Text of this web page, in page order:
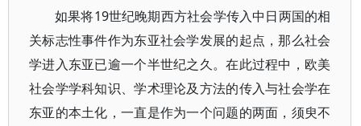
如果将19世纪晚期西方社会学传入中日两国的相
关标志性事件作为东亚社会学发展的起点，那么社会
学进入东亚已逾一个半世纪之久。在此过程中，欧美
社会学学科知识、学术理论及方法的传入与社会学在
东亚的本土化，一直是作为一个问题的两面，须臾不